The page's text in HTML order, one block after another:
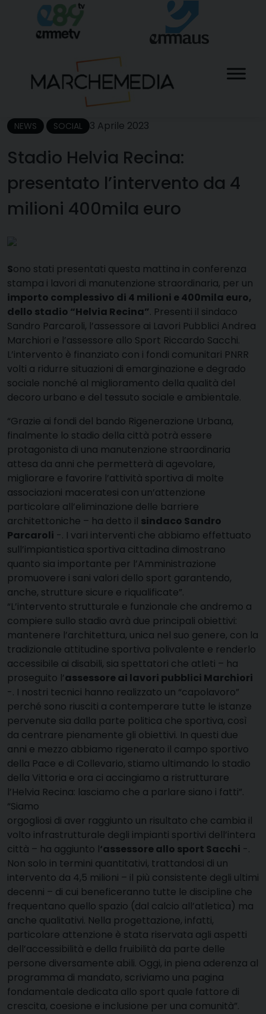
content
NEWS SOCIAL 3 Aprile 2023
Stadio Helvia Recina:
presentato l’intervento da 4
milioni 400mila euro
Sono stati presentati questa mattina in conferenza
stampa i lavori di manutenzione straordinaria, per un
importo complessivo di 4 milioni e 400mila euro,
dello stadio “Helvia Recina”. Presenti il sindaco
Sandro Parcaroli, l’assessore ai Lavori Pubblici Andrea
Marchiori e l’assessore allo Sport Riccardo Sacchi.
L’intervento è finanziato con i fondi comunitari PNRR
volti a ridurre situazioni di emarginazione e degrado
sociale nonché al miglioramento della qualità del
decoro urbano e del tessuto sociale e ambientale.
“Grazie ai fondi del bando Rigenerazione Urbana,
finalmente lo stadio della città potrà essere
protagonista di una manutenzione straordinaria
attesa da anni che permetterà di agevolare,
migliorare e favorire l’attività sportiva di molte
associazioni maceratesi con un’attenzione
particolare all’eliminazione delle barriere
architettoniche – ha detto il sindaco Sandro
Parcaroli -. I vari interventi che abbiamo effettuato
sull’impiantistica sportiva cittadina dimostrano
quanto sia importante per l’Amministrazione
promuovere i sani valori dello sport garantendo,
anche, strutture sicure e riqualificate”.
“L’intervento strutturale e funzionale che andremo a
compiere sullo stadio avrà due principali obiettivi:
mantenere l’architettura, unica nel suo genere, con la
tradizionale attitudine sportiva polivalente e renderlo
accessibile ai disabili, sia spettatori che atleti – ha
proseguito l’assessore ai lavori pubblici Marchiori
-. I nostri tecnici hanno realizzato un “capolavoro”
perché sono riusciti a contemperare tutte le istanze
pervenute sia dalla parte politica che sportiva, così
da centrare pienamente gli obiettivi. In questi due
anni e mezzo abbiamo rigenerato il campo sportivo
della Pace e di Collevario, stiamo ultimando lo stadio
della Vittoria e ora ci accingiamo a ristrutturare
l’Helvia Recina: lasciamo che a parlare siano i fatti”.
“Siamo
orgogliosi di aver raggiunto un risultato che cambia il
volto infrastrutturale degli impianti sportivi dell’intera
città – ha aggiunto l‘assessore allo sport Sacchi -.
Non solo in termini quantitativi, trattandosi di un
intervento da 4,5 milioni – il più consistente degli ultimi
decenni – di cui beneficeranno tutte le discipline che
frequentano quello spazio (dal calcio all’atletica) ma
anche qualitativi. Nella progettazione, infatti,
particolare attenzione è stata riservata agli aspetti
dell’accessibilità e della fruibilità da parte delle
persone diversamente abili. Oggi, in piena aderenza al
programma di mandato, scriviamo una pagina
fondamentale dedicata allo sport quale fattore di
crescita, coesione e inclusione per una comunità”.